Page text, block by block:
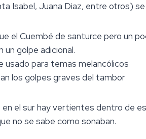
Isabel, Juana Diaz, entre otros)
el Cuembé de santurce pero un
un golpe adicional.
para temas melancólicos
los golpes graves del tambor
en el sur hay vertientes dentro de
no se sabe como sonaban.